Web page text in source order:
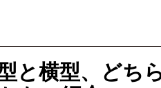
と横型、どち